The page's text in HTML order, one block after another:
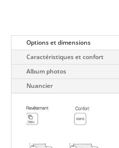
Options et dimensions
Caractéristiques et confort
Album photos
Nuancier